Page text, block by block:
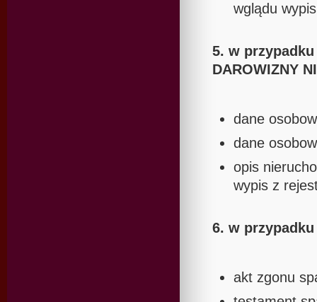
wglądu
5. w przypadku
DAROWIZNY
dane
dane
opis
wypis z
6. w przypadku
akt zgonu